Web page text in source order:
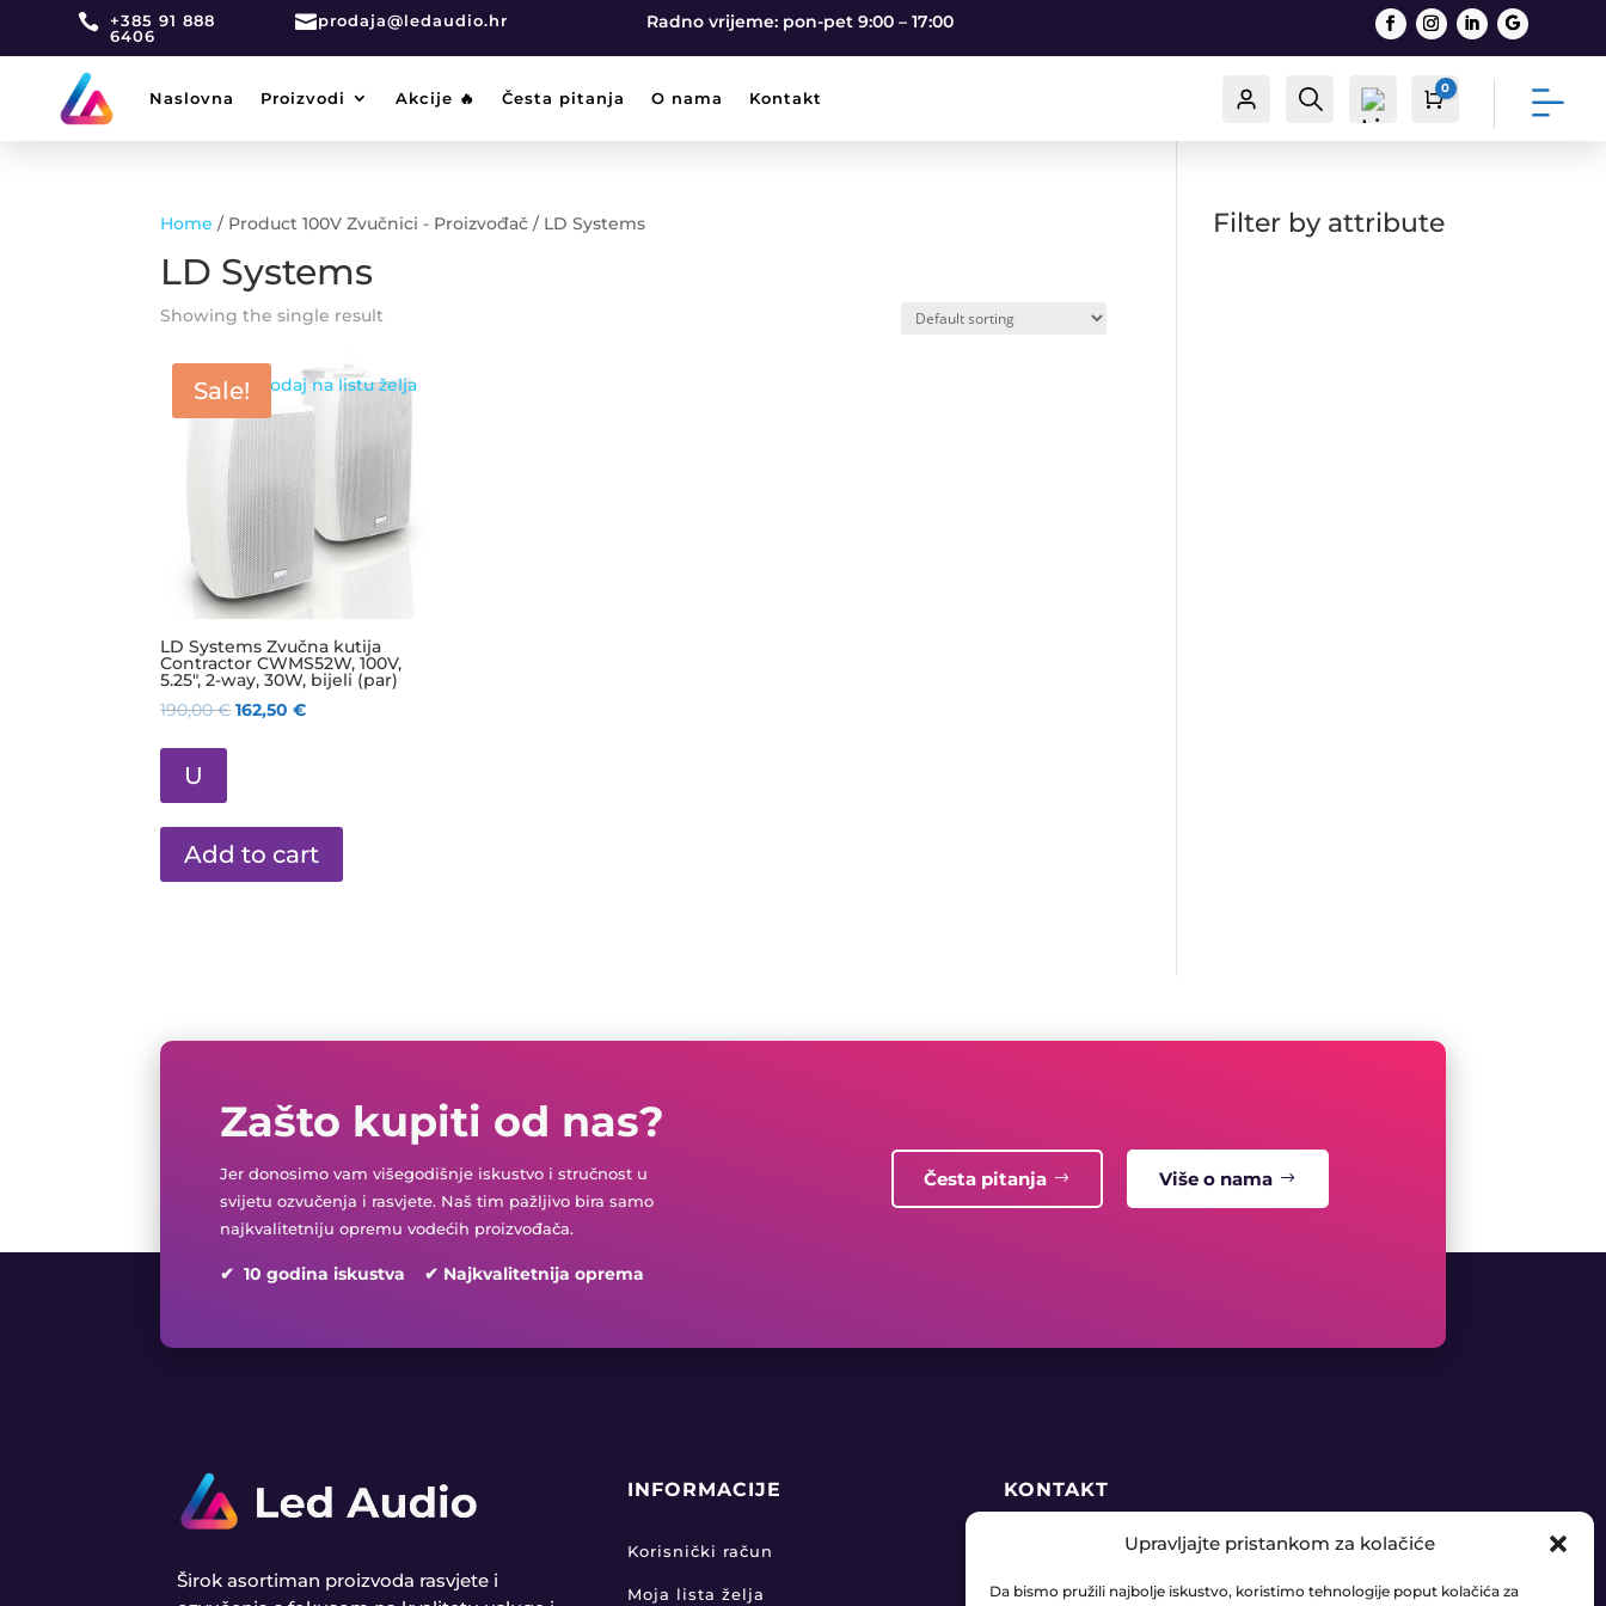
Upravljajte pristankom za kolačiće
Da bismo pružili najbolje iskustvo, koristimo tehnologije poput kolačića za
 +385 91 888
6406
prodaja@ledaudio.hr Radno vrijeme: pon-pet 9:00 – 17:00
Naslovna Proizvodi Akcije 🔥 Česta pitanja O nama Kontakt Račun Traži Cart
0
€
Home / Product 100V Zvučnici - Proizvođač / LD Systems
LD Systems
Showing the single result
Sale!
LD Systems Zvučna kutija
Contractor CWMS52W, 100V,
5.25″, 2-way, 30W, bijeli (par)
190,00€ 162,50€
U
Dodaj na listu želja
Add to cart
Filter by attribute
Zašto kupiti od nas?
Jer donosimo vam višegodišnje iskustvo i stručnost u
svijetu ozvučenja i rasvjete. Naš tim pažljivo bira samo
najkvalitetniju opremu vodećih proizvođača.
✔ 10 godina iskustva ✔ Najkvalitetnija oprema
Česta pitanja Više o nama
Širok asortiman proizvoda rasvjete i
INFORMACIJE
Korisnički račun
Moja lista želja
KONTAKT
+385 91 888 6406